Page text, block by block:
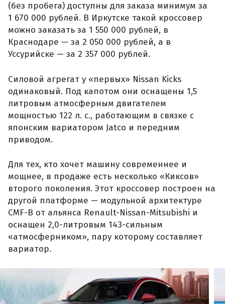
(без пробега) доступны для заказа минимум за
1 670 000 рублей. В Иркутске такой кроссовер
можно заказать за 1 550 000 рублей, в
Краснодаре — за 2 050 000 рублей, а в
Уссурийске — за 2 357 000 рублей.
Силовой агрегат у «первых» Nissan Kicks
одинаковый. Под капотом они оснащены 1,5
литровым атмосферным двигателем
мощностью 122 л. с., работающим в связке с
японским вариатором Jatco и передним
приводом.
Для тех, кто хочет машину современнее и
мощнее, в продаже есть несколько «Киксов»
второго поколения. Этот кроссовер построен на
другой платформе — модульной архитектуре
CMF-B от альянса Renault-Nissan-Mitsubishi и
оснащен 2,0-литровым 143-сильным
«атмосферником», пару которому составляет
вариатор.